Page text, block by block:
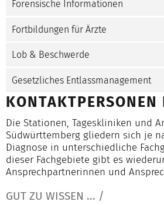
Forensische Informationen
Fortbildungen für Ärzte
Lob & Beschwerde
Gesetzliches Entlassmanagement
Die Stationen, Tageskliniken und
Südwürttemberg gliedern sich je
Diagnose in unterschiedliche
dieser Fachgebiete gibt es
Ansprechpartnerinnen und
GUT ZU WISSEN ... /